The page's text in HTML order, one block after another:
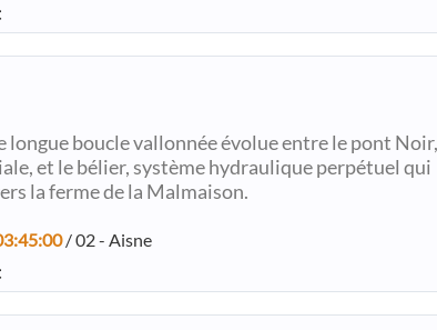
boucle vallonnée évolue entre le pont Noir,
et le bélier, système hydraulique perpétuel qui
la ferme de la Malmaison.
/ 02 - Aisne